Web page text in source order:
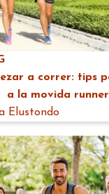
a correr: tips
a la movida runner
Elustondo